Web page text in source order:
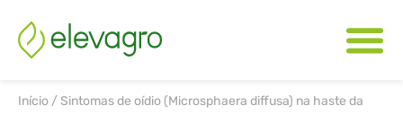
Início /Sintomas de oídio (Microsphaera diffusa) na haste da